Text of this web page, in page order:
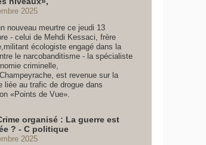
2025
nouveau meurtre ce jeudi 13
- celui de Mehdi Kessaci, frère
écologiste engagé dans la
le narcobanditisme - la spécialiste
criminelle,
est revenue sur la
liée au trafic de drogue dans
«Points de Vue».
organisé : La guerre est
? - C politique
2025